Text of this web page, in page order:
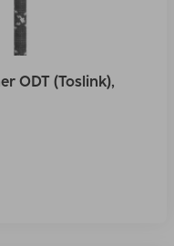
ODT (Toslink),